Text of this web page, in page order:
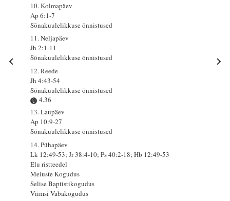
10. Kolmapäev
Ap 6:1-7
Sõnakuulelikkuse õnnistused
11. Neljapäev
Jh 2:1-11
Sõnakuulelikkuse õnnistused
12. Reede
Jh 4:43-54
Sõnakuulelikkuse õnnistused
4.36
13. Laupäev
Ap 10:9-27
Sõnakuulelikkuse õnnistused
14. Pühapäev
Lk 12:49-53; Jr 38:4-10; Ps 40:2-18; Hb 12:49-53
Elu ristteedel
Meiuste Kogudus
Selise Baptistikogudus
Viimsi Vabakogudus